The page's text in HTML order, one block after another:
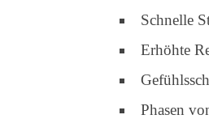
Schnelle
Erhöhte
Phasen